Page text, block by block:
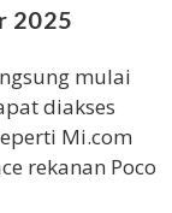
2025
mulai
diakses
Mi.com
rekanan Poco